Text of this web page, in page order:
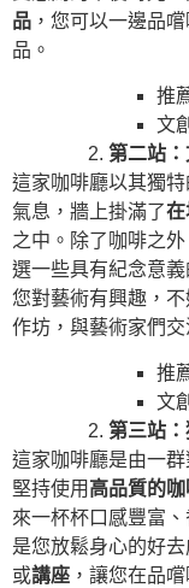
品 ，您可以一邊品
品。
推
文
第二站
這家咖啡廳以其獨特
氣息，牆上掛滿了在
之中。除了咖啡之
選一些具有紀念意
您對藝術有興趣，
作坊，與藝術家們交
推
文
第三站
這家咖啡廳是由一
堅持使用 高品質的咖
來一杯杯口感豐富
是您放鬆身心的好
或講座 ，讓您在品